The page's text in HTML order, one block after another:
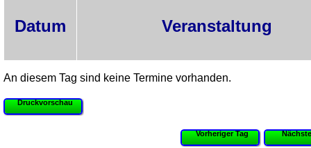
Datum Veranstaltung
An diesem Tag sind keine Termine vorhanden.
Druckvorschau
Vorheriger Tag